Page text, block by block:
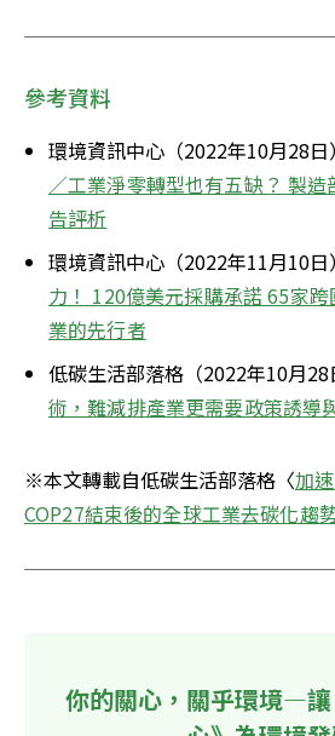
參考資料
環境資訊中心（2022年10月28日
／工業淨零轉型也有五缺？ 製
告評析
環境資訊中心（2022年11月10日
力！ 120億美元採購承諾 65家
業的先行者
低碳生活部落格（2022年10月28
術，難減排產業更需要政策誘導
※本文轉載自低碳生活部落格〈加
COP27結束後的全球工業去碳化趨
你的關心，關乎環境—